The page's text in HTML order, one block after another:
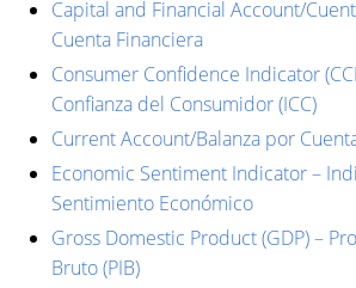
Capital and Financial Account/
Cuenta Financiera
Consumer Confidence Indicator
Confianza del Consumidor (ICC)
Current Account/Balanza por
Economic Sentiment Indicator –
Sentimiento Económico
Gross Domestic Product (GDP) –
Bruto (PIB)